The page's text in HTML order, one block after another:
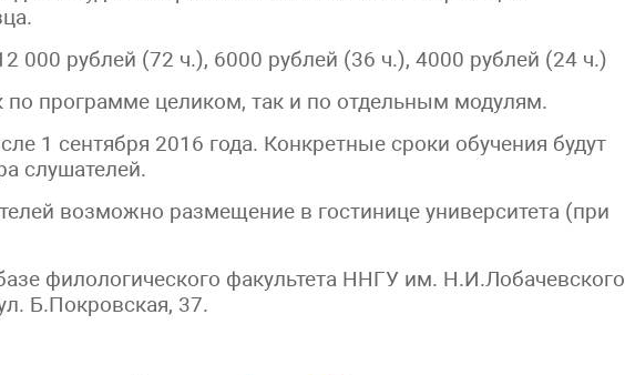
000 рублей (72 ч.), 6000 рублей (36 ч.), 4000 рублей (24 ч.)
программе целиком, так и по отдельным модулям.
1 сентября 2016 года. Конкретные сроки обучения будут
слушателей.
возможно размещение в гостинице университета (при
филологического факультета ННГУ им. Н.И.Лобачевского
Б.Покровская, 37.